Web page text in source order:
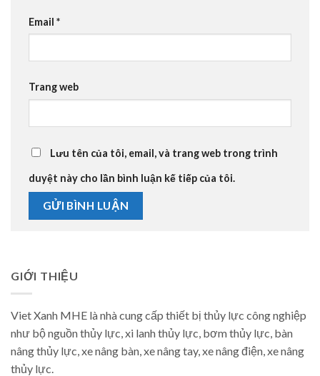
Email *
Trang web
Lưu tên của tôi, email, và trang web trong trình
duyệt này cho lần bình luận kế tiếp của tôi.
GIỚI THIỆU
Viet Xanh MHE là nhà cung cấp thiết bị thủy lực công nghiệp
như bộ nguồn thủy lực, xi lanh thủy lực, bơm thủy lực, bàn
nâng thủy lực, xe nâng bàn, xe nâng tay, xe nâng điện, xe nâng
thủy lực.